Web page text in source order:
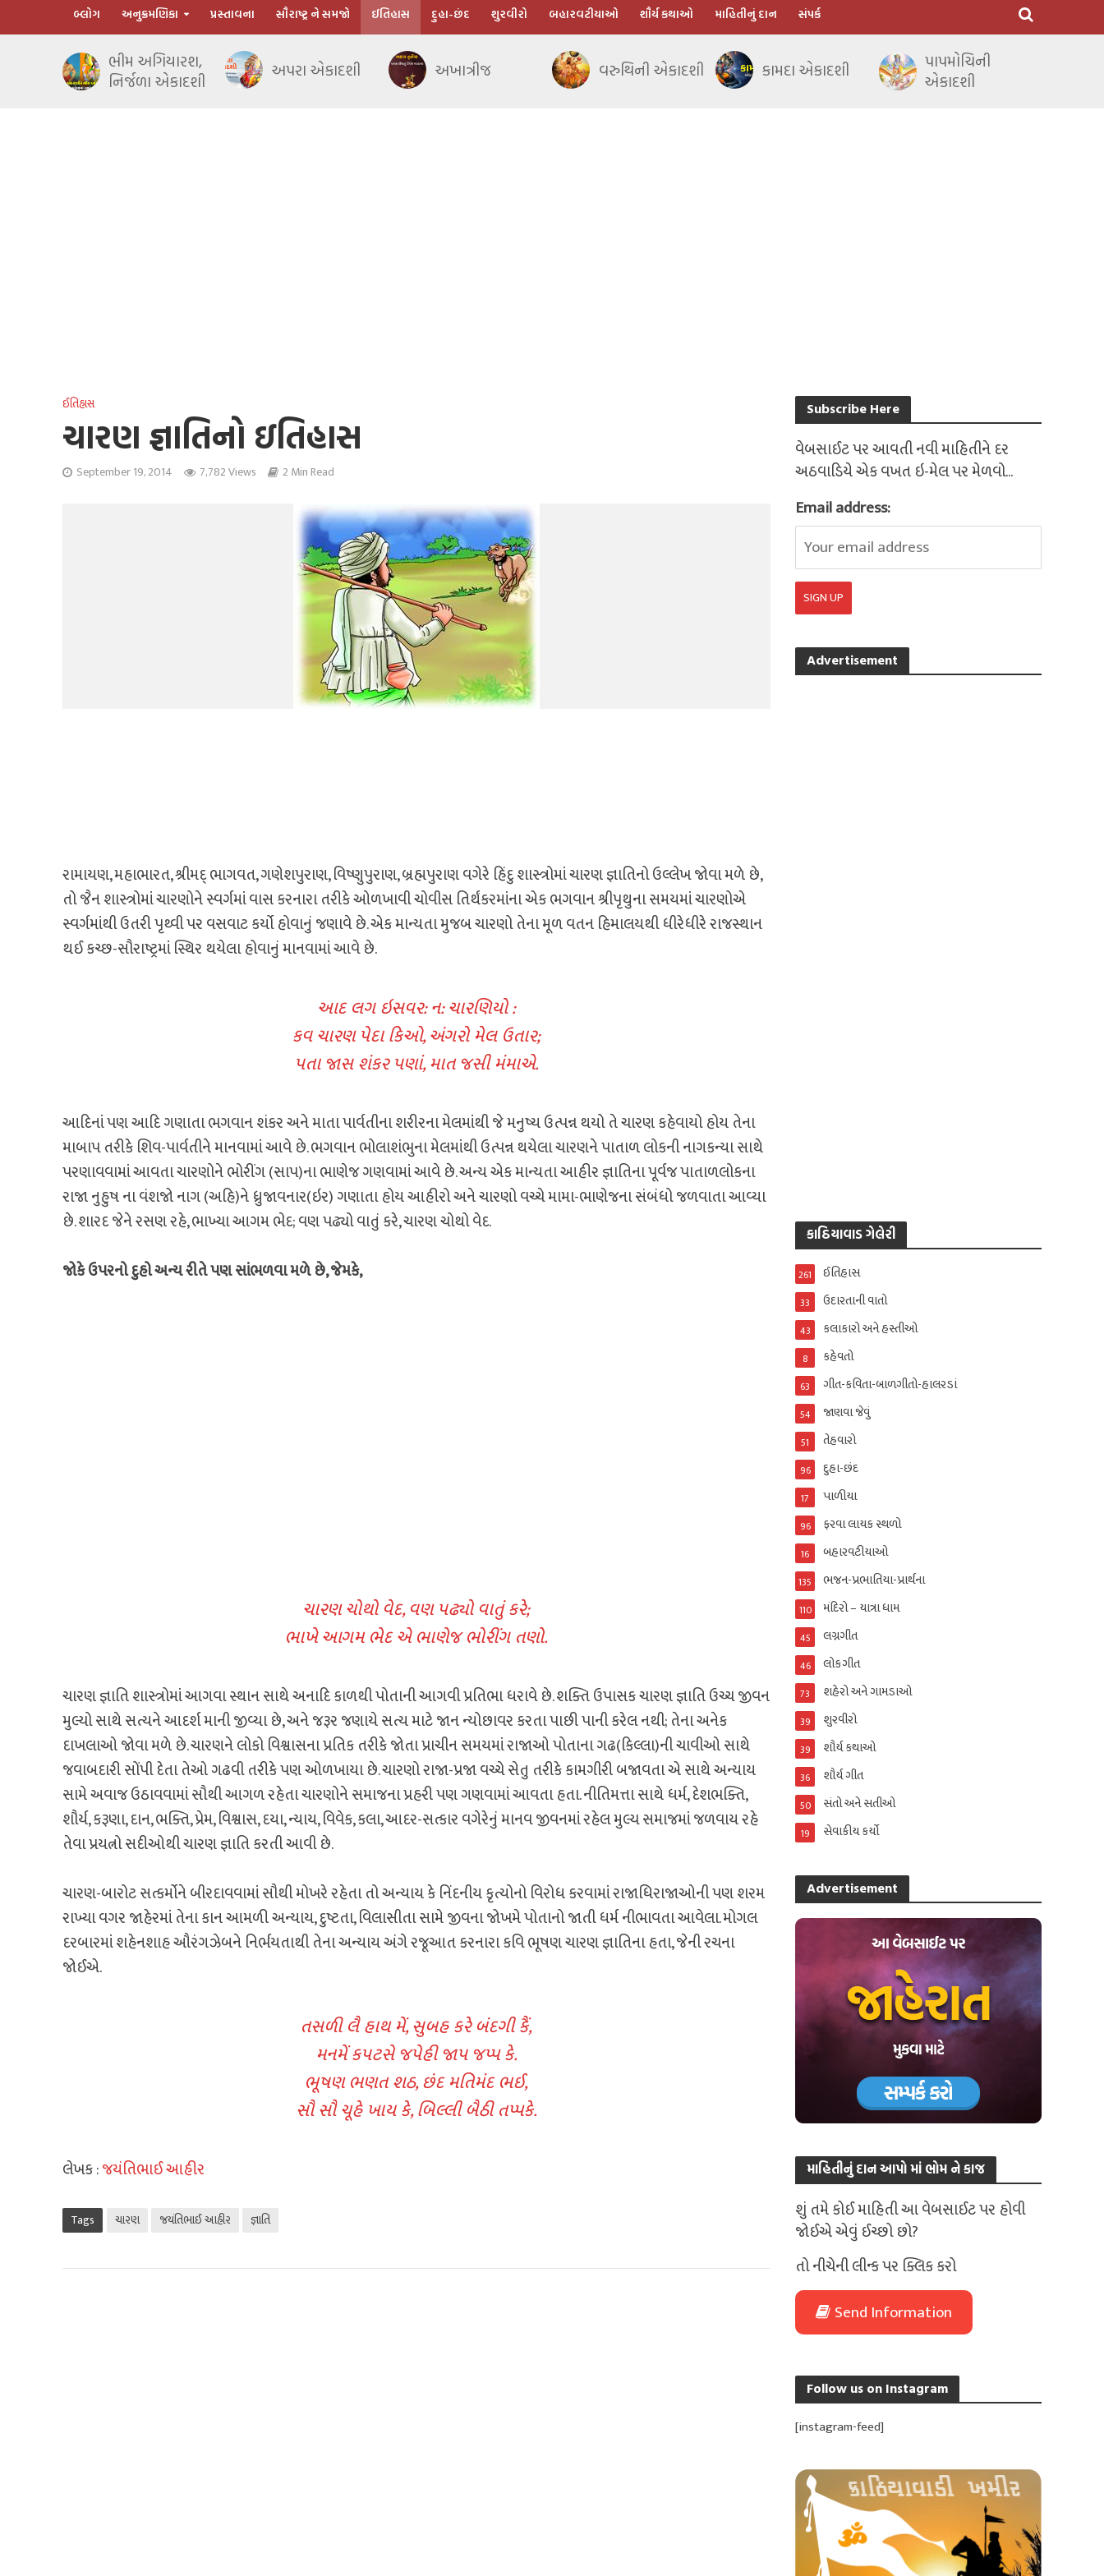
બ્લોગ અનુક્રમણિકા પ્રસ્તાવના સૌરાષ્ટ્ર ને સમજો ઈતિહાસ દુહા-છંદ શુરવીરો બહારવટીયાઓ શૌર્ય કથાઓ માહિતીનું દાન સંપર્ક
ભીમ અગિયારશ,
નિર્જળા એકાદશી
અપરા એકાદશી અખાત્રીજ વરુથિની એકાદશી કામદા એકાદશી
પાપમોચિની
એકાદશી
ઈતિહાસ
ચારણ જ્ઞાતિનો ઇતિહાસ
September 19, 2014 7,782 Views 2 Min Read
રામાયણ, મહાભારત, શ્રીમદ્ ભાગવત, ગણેશપુરાણ, વિષ્ણુપુરાણ, બ્રહ્મપુરાણ વગેરે હિંદુ શાસ્ત્રોમાં ચારણ જ્ઞાતિનો ઉલ્લેખ જોવા મળે છે,
તો જૈન શાસ્ત્રોમાં ચારણોને સ્વર્ગમાં વાસ કરનારા તરીકે ઓળખાવી ચોવીસ તિર્થંકરમાંના એક ભગવાન શ્રીપૃથુના સમયમાં ચારણોએ
સ્વર્ગમાંથી ઉતરી પૃથ્વી પર વસવાટ કર્યો હોવાનું જણાવે છે. એક માન્યતા મુજબ ચારણો તેના મૂળ વતન હિમાલયથી ધીરેધીરે રાજસ્થાન
થઈ કચ્છ-સૌરાષ્ટ્રમાં સ્થિર થયેલા હોવાનું માનવામાં આવે છે.
આદ લગ ઇસવર: ન: ચારણિયો :
કવ ચારણ પેદા કિઓ, અંગરો મેલ ઉતાર;
પતા જાસ શંકર પણાં, માત જસી મંમાએ.
આદિનાં પણ આદિ ગણાતા ભગવાન શંકર અને માતા પાર્વતીના શરીરના મેલમાંથી જે મનુષ્ય ઉત્પન્ન થયો તે ચારણ કહેવાયો હોય તેના
માબાપ તરીકે શિવ-પાર્વતીને માનવામાં આવે છે. ભગવાન ભોલાશંભુના મેલમાંથી ઉત્પન્ન થયેલા ચારણને પાતાળ લોકની નાગકન્યા સાથે
પરણાવવામાં આવતા ચારણોને ભોરીંગ (સાપ)ના ભાણેજ ગણવામાં આવે છે. અન્ય એક માન્યતા આહીર જ્ઞાતિના પૂર્વજ પાતાળલોકના
રાજા નુહુષ ના વંશજો નાગ (અહિ)ને ધ્રુજાવનાર(ઇર) ગણાતા હોય આહીરો અને ચારણો વચ્ચે મામા-ભાણેજના સંબંધો જળવાતા આવ્યા
છે. શારદ જેને રસણ રહે, ભાખ્યા આગમ ભેદ; વણ પઢ્યો વાતું કરે, ચારણ ચોથો વેદ.
જોકે ઉપરનો દુહો અન્ય રીતે પણ સાંભળવા મળે છે, જેમકે,
ચારણ ચોથો વેદ, વણ પઢ્યો વાતું કરે;
ભાખે આગમ ભેદ એ ભાણેજ ભોરીંગ તણો.
ચારણ જ્ઞાતિ શાસ્ત્રોમાં આગવા સ્થાન સાથે અનાદિ કાળથી પોતાની આગવી પ્રતિભા ધરાવે છે. શક્તિ ઉપાસક ચારણ જ્ઞાતિ ઉચ્ચ જીવન
મુલ્યો સાથે સત્યને આદર્શ માની જીવ્યા છે, અને જરૂર જણાયે સત્ય માટે જાન ન્યોછાવર કરતા પાછી પાની કરેલ નથી; તેના અનેક
દાખલાઓ જોવા મળે છે. ચારણને લોકો વિશ્વાસના પ્રતિક તરીકે જોતા પ્રાચીન સમયમાં રાજાઓ પોતાના ગઢ(કિલ્લા)ની ચાવીઓ સાથે
જવાબદારી સોંપી દેતા તેઓ ગઢવી તરીકે પણ ઓળખાયા છે. ચારણો રાજા-પ્રજા વચ્ચે સેતુ તરીકે કામગીરી બજાવતા એ સાથે અન્યાય
સામે અવાજ ઉઠાવવામાં સૌથી આગળ રહેતા ચારણોને સમાજના પ્રહરી પણ ગણવામાં આવતા હતા. નીતિમત્તા સાથે ધર્મ, દેશભક્તિ,
શૌર્ય, કરૂણા, દાન, ભક્તિ, પ્રેમ, વિશ્વાસ, દયા, ન્યાય, વિવેક, કલા, આદર-સત્કાર વગેરેનું માનવ જીવનમાં રહેલ મુલ્ય સમાજમાં જળવાય રહે
તેવા પ્રયત્નો સદીઓથી ચારણ જ્ઞાતિ કરતી આવી છે.
ચારણ-બારોટ સત્કર્મોને બીરદાવવામાં સૌથી મોખરે રહેતા તો અન્યાય કે નિંદનીય કૃત્યોનો વિરોધ કરવામાં રાજાધિરાજાઓની પણ શરમ
રાખ્યા વગર જાહેરમાં તેના કાન આમળી અન્યાય, દુષ્ટતા, વિલાસીતા સામે જીવના જોખમે પોતાનો જાતી ધર્મ નીભાવતા આવેલા. મોગલ
દરબારમાં શહેનશાહ ઔરંગઝેબને નિર્ભયતાથી તેના અન્યાય અંગે રજૂઆત કરનારા કવિ ભૂષણ ચારણ જ્ઞાતિના હતા, જેની રચના
જોઈએ.
તસળી લૈ હાથ મેં, સુબહ કરે બંદગી કૈં,
મનમેં કપટસે જપેહી જાપ જપ્પ કે.
ભૂષણ ભણત શઠ, છંદ મતિમંદ ભઈ,
સૌ સૌ ચૂહે ખાય કે, બિલ્લી બૈઠી તપ્પકે.
લેખક :જયંતિભાઈ આહીર
Tags ચારણ જયંતિભાઈ આહીર જ્ઞાતિ
Subscribe Here
વેબસાઈટ પર આવતી નવી માહિતીને દર
અઠવાડિયે એક વખત ઇ-મેલ પર મેળવો...
Email address:
Advertisement
કાઠિયાવાડ ગેલેરી
ઈતિહાસ
261
ઉદારતાની વાતો
33
કલાકારો અને હસ્તીઓ
43
કહેવતો
8
ગીત-કવિતા-બાળગીતો-હાલરડાં
63
જાણવા જેવું
54
તેહવારો
51
દુહા-છંદ
96
પાળીયા
17
ફરવા લાયક સ્થળો
96
બહારવટીયાઓ
16
ભજન-પ્રભાતિયા-પ્રાર્થના
135
મંદિરો – યાત્રા ધામ
110
લગ્નગીત
45
લોકગીત
46
શહેરો અને ગામડાઓ
73
શુરવીરો
39
શૌર્ય કથાઓ
39
શૌર્ય ગીત
36
સંતો અને સતીઓ
50
સેવાકીય કર્યો
19
Advertisement
માહિતીનું દાન આપો માં ભોમ ને કાજ
શું તમે કોઈ માહિતી આ વેબસાઈટ પર હોવી
જોઈએ એવું ઈચ્છો છો?
તો નીચેની લીન્ક પર ક્લિક કરો
Send Information
Follow us on Instagram
[instagram-feed]